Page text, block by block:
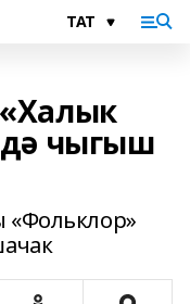
чыгыш
«Фольклор»